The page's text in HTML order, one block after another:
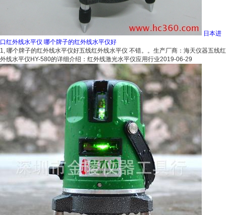
日本进
口红外线水平仪 哪个牌子的红外线水平仪好
1, 哪个牌子的红外线水平仪好五线红外线水平仪 不错。。生产厂商：海天仪器五线红
外线水平仪HY-580的详细介绍：红外线激光水平仪应用行业2019-06-29